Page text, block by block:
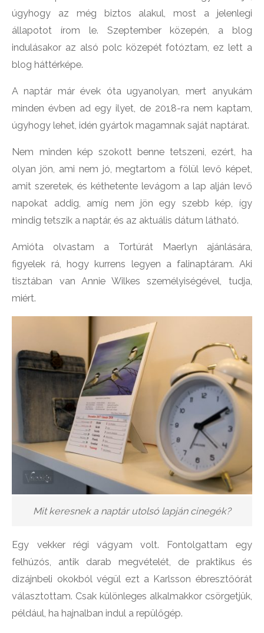
úgyhogy az még biztos alakul, most a jelenlegi
állapotot írom le. Szeptember közepén, a blog
indulásakor az alsó polc közepét fotóztam, ez lett a
blog háttérképe.
A naptár már évek óta ugyanolyan, mert anyukám
minden évben ad egy ilyet, de 2018-ra nem kaptam,
úgyhogy lehet, idén gyártok magamnak saját naptárat.
Nem minden kép szokott benne tetszeni, ezért, ha
olyan jön, ami nem jó, megtartom a fölül levő képet,
amit szeretek, és kéthetente levágom a lap alján levő
napokat addig, amíg nem jön egy szebb kép, így
mindig tetszik a naptár, és az aktuális dátum látható.
Amióta olvastam a Tortúrát Maerlyn ajánlására,
figyelek rá, hogy kurrens legyen a falinaptáram. Aki
tisztában van Annie Wilkes személyiségével, tudja,
miért.
Mit keresnek a naptár utolsó lapján cinegék?
Egy vekker régi vágyam volt. Fontolgattam egy
felhúzós, antik darab megvételét, de praktikus és
dizájnbeli okokból végül ezt a Karlsson ébresztőórát
választottam. Csak különleges alkalmakkor csörgetjük,
például, ha hajnalban indul a repülőgép.